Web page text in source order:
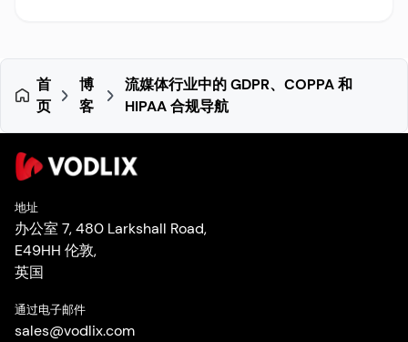
首
页
博
客
流媒体行业中的 GDPR、COPPA 和
HIPAA 合规导航
地址
办公室 7, 480 Larkshall Road,
E49HH 伦敦,
英国
通过电子邮件
sales@vodlix.com